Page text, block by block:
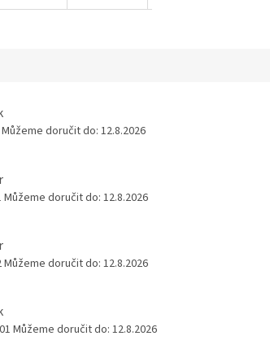
Můžeme doručit do: 12.8.2026
Můžeme doručit do: 12.8.2026
Můžeme doručit do: 12.8.2026
Můžeme doručit do: 12.8.2026